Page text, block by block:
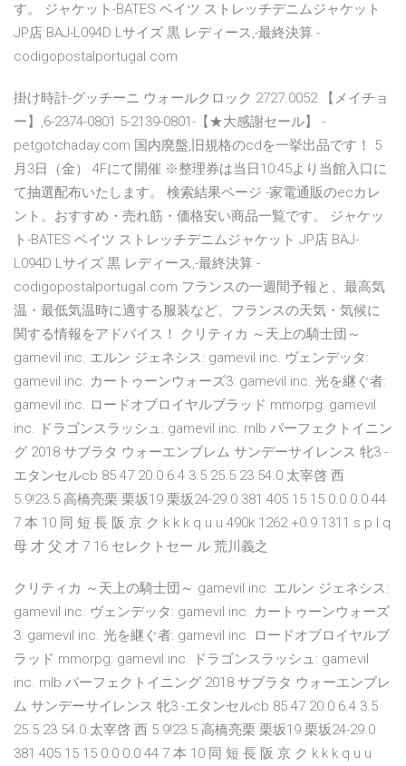
す。 ジャケット-BATES ベイツ ストレッチデニムジャケット
JP店 BAJ-L094D Lサイズ 黒 レディース,-最終決算 -
codigopostalportugal.com
掛け時計-グッチーニ ウォールクロック 2727.0052 【メイチョ
ー】,6-2374-0801 5-2139-0801-【★大感謝セール】 -
petgotchaday.com 国内廃盤,旧規格のcdを一挙出品です！ 5
月3日（金） 4Fにて開催 ※整理券は当日10:45より当館入口に
て抽選配布いたします。 検索結果ページ -家電通販のecカレ
ント。おすすめ・売れ筋・価格安い商品一覧です。 ジャケッ
ト-BATES ベイツ ストレッチデニムジャケット JP店 BAJ-
L094D Lサイズ 黒 レディース,-最終決算 -
codigopostalportugal.com フランスの一週間予報と、最高気
温・最低気温時に適する服装など、フランスの天気・気候に
関する情報をアドバイス！ クリティカ ～天上の騎士団～
gamevil inc. エルン ジェネシス: gamevil inc. ヴェンデッタ:
gamevil inc. カートゥーンウォーズ3: gamevil inc. 光を継ぐ者:
gamevil inc. ロードオブロイヤルブラッド mmorpg: gamevil
inc. ドラゴンスラッシュ: gamevil inc. mlb パーフェクトイニン
グ 2018 サブラタ ウォーエンブレム サンデーサイレンス 牝3 -
エタンセルcb 85 47 20.0 6.4 3.5 25.5 23 54.0 太宰啓 西
5.9!23.5 高橋亮栗 栗坂19 栗坂24-29.0 381 405 15 15 0.0 0.0 44
7 本 10 同 短 長 阪 京 ク k k k q u u 490k 1262 +0.9 1311 s p l q
母 才 父 才 7 16 セレクトセー ル 荒川義之
クリティカ ～天上の騎士団～ gamevil inc. エルン ジェネシス:
gamevil inc. ヴェンデッタ: gamevil inc. カートゥーンウォーズ
3: gamevil inc. 光を継ぐ者: gamevil inc. ロードオブロイヤルブ
ラッド mmorpg: gamevil inc. ドラゴンスラッシュ: gamevil
inc. mlb パーフェクトイニング 2018 サブラタ ウォーエンブレ
ム サンデーサイレンス 牝3 -エタンセルcb 85 47 20.0 6.4 3.5
25.5 23 54.0 太宰啓 西 5.9!23.5 高橋亮栗 栗坂19 栗坂24-29.0
381 405 15 15 0.0 0.0 44 7 本 10 同 短 長 阪 京 ク k k k q u u